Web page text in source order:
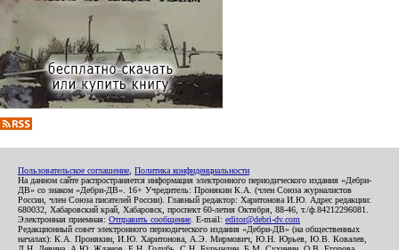
Пользовательское соглашение Политика конфиденциальности
На данном сайте распространяется информация электронного периодического издания «Дебри-
ДВ» со знаком «Дебри-ДВ». 16+ Учредитель: Пронякин К.А. (член Союза журналистов
России, член Союза писателей России). Главный редактор: Харитонова И.Ю. Адрес редакции:
680032, Хабаровский край, Хабаровск, проспект 60-летия Октября, 88-46, т./ф.84212296081.
Электронная приемная: Отправить сообщение . E-mail: editor@debri-dv.com
Редакционный совет электронного периодического издания «Дебри-ДВ» (на общественных
началах): К.А. Пронякин, И.Ю. Харитонова, А.Э. Мирмович, Ю.Н. Юрьев, Ю.В. Ковалев,